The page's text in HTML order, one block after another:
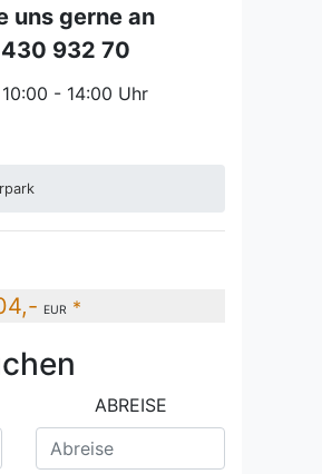
uns gerne an
932 70
10:00 - 14:00 Uhr
EUR *
1 Ref: 42783-2 / Residenz im Kurpark
ABREISE